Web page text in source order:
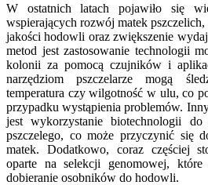
W ostatnich latach pojawiło się
wspierających rozwój matek
jakości hodowli oraz zwiększenie
metod jest zastosowanie technologii
kolonii za pomocą czujników i
narzędziom pszczelarze mogą
temperatura czy wilgotność w ulu, co
przypadku wystąpienia problemów.
jest wykorzystanie biotechnologii
pszczelego, co może przyczynić się
matek. Dodatkowo, coraz częściej
oparte na selekcji genomowej, które
dobieranie osobników do hodowli.